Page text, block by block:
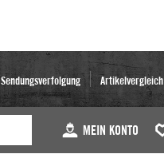
Sendungsverfolgung Artikelvergleich
MEIN KONTO